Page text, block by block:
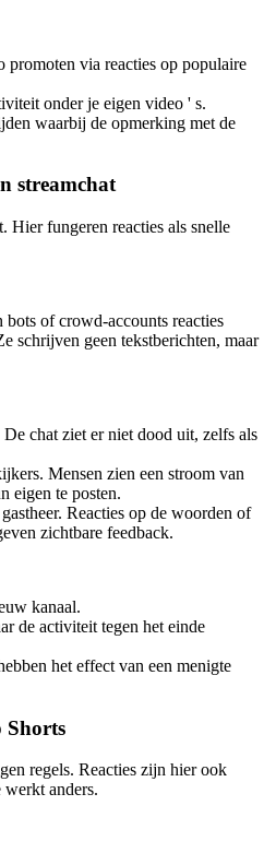
promoten via reacties op populaire
onder je eigen video ' s.
waarbij de opmerking met de
streamchat
Hier fungeren reacties als snelle
of crowd-accounts reacties
schrijven geen tekstberichten, maar
chat ziet er niet dood uit, zelfs als
Mensen zien een stroom van
eigen te posten.
Reacties op de woorden of
zichtbare feedback.
kanaal.
de activiteit tegen het einde
het effect van een menigte
Shorts
regels. Reacties zijn hier ook
anders.